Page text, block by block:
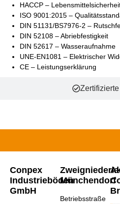
HACCP –
ISO 9001:2015 –
DIN 51131/BS7976-2 –
DIN 52108 – Abriebfestigkeit
DIN 52617 – Wasseraufnahme
UNE-EN1081 – Elektrischer
CE – Leistungserklärung
Conpex
Industrieböden
GmbH
Münchendorf
Betriebsstraße